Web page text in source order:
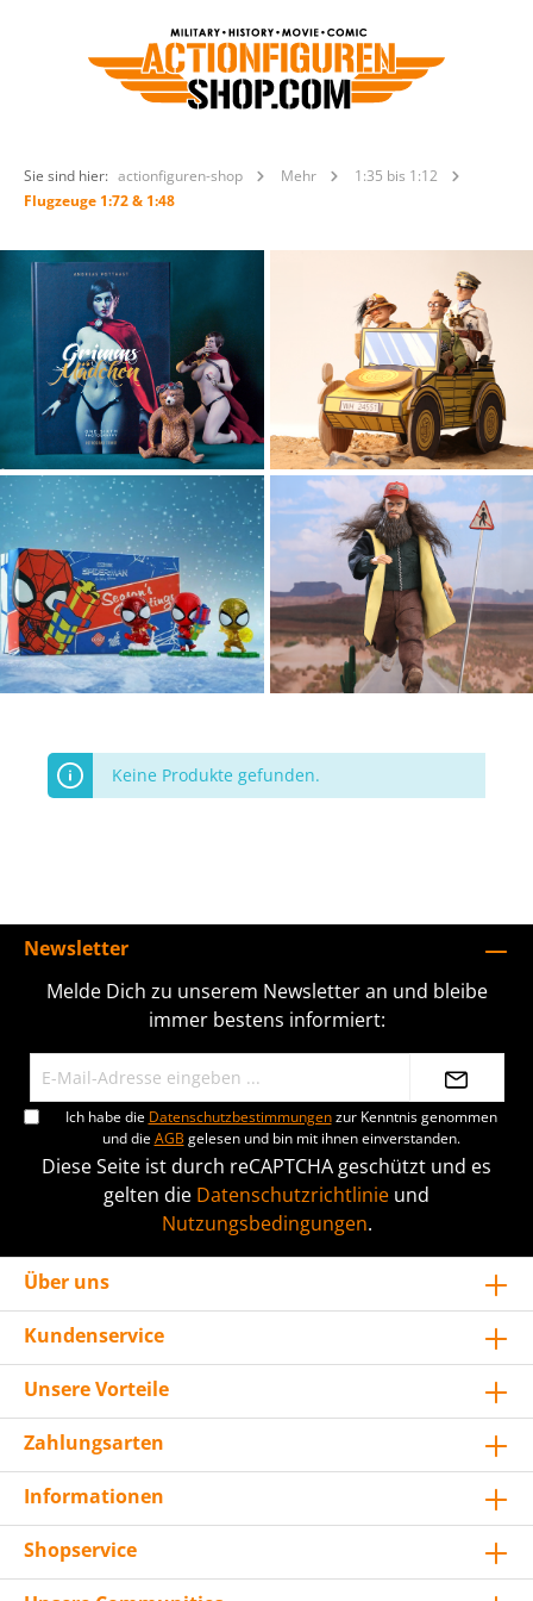
Sie sind hier: actionfiguren-shop Mehr
1:35 bis 1:12
Flugzeuge 1:72 & 1:48
Keine Produkte gefunden.
Newsletter
Melde Dich zu unserem Newsletter an und bleibe
immer bestens informiert:
Ich habe die Datenschutzbestimmungenzur Kenntnis genommen
und dieAGB gelesen und bin mit ihnen einverstanden.
Diese Seite ist durch reCAPTCHA geschützt und es
gelten die Datenschutzrichtlinie und
Nutzungsbedingungen.
Über uns
Kundenservice
Unsere Vorteile
Zahlungsarten
Informationen
Shopservice